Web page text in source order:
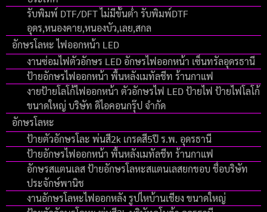
รับพิมพ์ DTF/DFT ไม่มีขั้นต่ำ รับพิมพ์DTF
อุดร,หนองคาย,หนองบัว,เลย,สกล
อักษรโลหะ ไฟออกหน้า LED
งานซ่อมไฟตัวอักษร LED อักษรไฟออกหน้า เซ็นทรัลอุดรธานี
ป้ายอักษรไฟออกหน้า พื้นหลังเมทัลชีท ร้านกาแฟ
งายป้ายโลโก้ไฟออกหน้า ตัวอักษรไฟ LED ป้ายไฟ ป้ายไฟโลโก้
ขนาดใหญ่ บริษัท ดิไอคอนกรุ๊ป จํากัด
อักษรโลหะ
ป้ายตัวอักษรโละ พ่นสี2k เกรดสี5ปี ร.พ. อุดรธานี
ป้ายอักษรไฟออกหน้า พื้นหลังเมทัลชีท ร้านกาแฟ
อักษรสแตนเลส ป้ายอักษรโลหะสแตนเลสยกขอบ ชื่อบริษัท
ประจักษ์พานิช
งานอักษรโลหะไฟออกหลัง รูปไหบ้านเชียง ขนาดใหญ่